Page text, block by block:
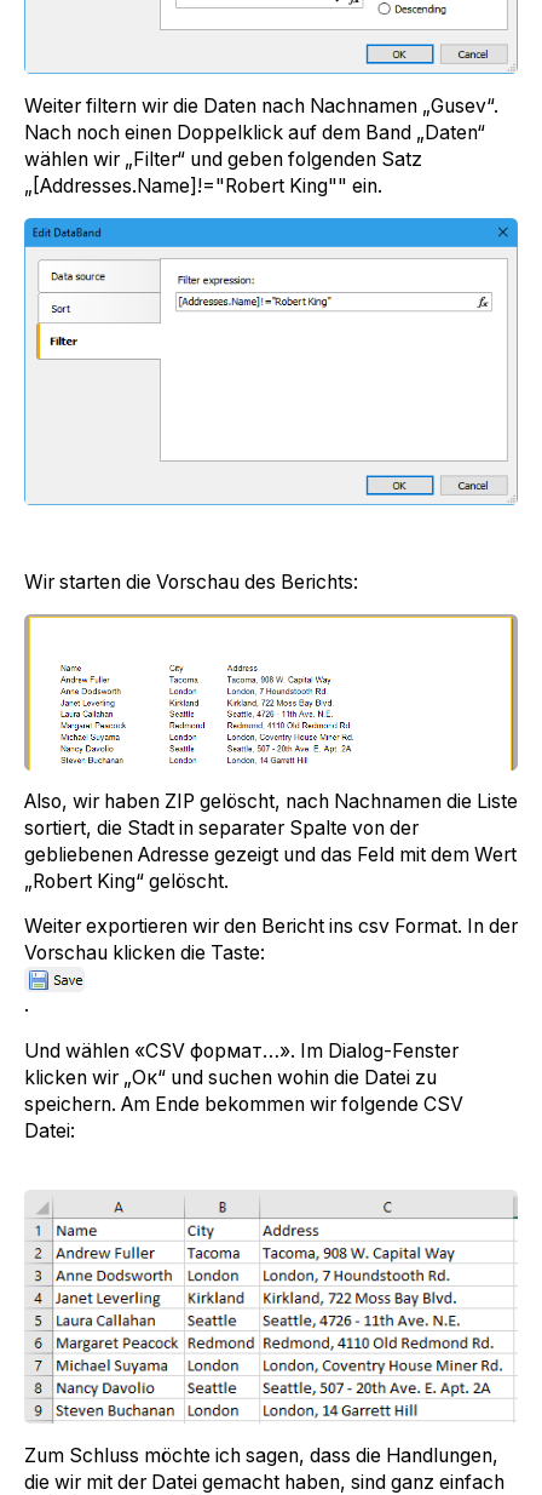
Weiter filtern wir die Daten nach Nachnamen „Gusev“.
Nach noch einen Doppelklick auf dem Band „Daten“
wählen wir „Filter“ und geben folgenden Satz
„[Addresses.Name]!="Robert King"" ein.
Wir starten die Vorschau des Berichts:
Also, wir haben ZIP gelöscht, nach Nachnamen die Liste
sortiert, die Stadt in separater Spalte von der
gebliebenen Adresse gezeigt und das Feld mit dem Wert
„Robert King“ gelöscht.
Weiter exportieren wir den Bericht ins csv Format. In der
Vorschau klicken die Taste:
.
Und wählen «CSV формат…». Im Dialog-Fenster
klicken wir „Ок“ und suchen wohin die Datei zu
speichern. Am Ende bekommen wir folgende CSV
Datei:
Zum Schluss möchte ich sagen, dass die Handlungen,
die wir mit der Datei gemacht haben, sind ganz einfach